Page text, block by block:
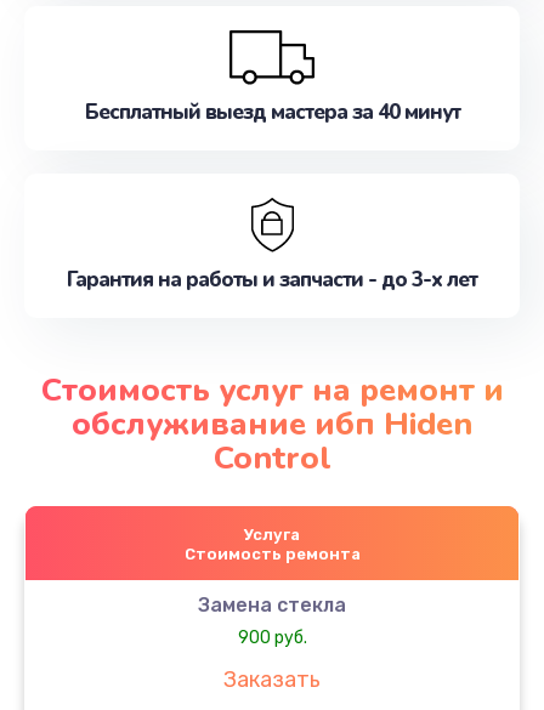
Бесплатный выезд мастера за 40 минут
Гарантия на работы и запчасти - до 3-х лет
Стоимость услуг на ремонт и
обслуживание ибп Hiden
Control
Услуга
Стоимость ремонта
Замена стекла
900 руб.
Заказать